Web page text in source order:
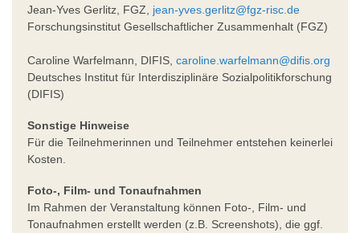
Jean-Yves Gerlitz, FGZ, jean-yves.gerlitz@fgz-risc.de
Forschungsinstitut Gesellschaftlicher Zusammenhalt (FGZ)
Caroline Warfelmann, DIFIS, caroline.warfelmann@difis.org
Deutsches Institut für Interdisziplinäre Sozialpolitikforschung
(DIFIS)
Sonstige Hinweise
Für die Teilnehmerinnen und Teilnehmer entstehen keinerlei
Kosten.
Foto-, Film- und Tonaufnahmen
Im Rahmen der Veranstaltung können Foto-, Film- und
Tonaufnahmen erstellt werden (z.B. Screenshots), die ggf.